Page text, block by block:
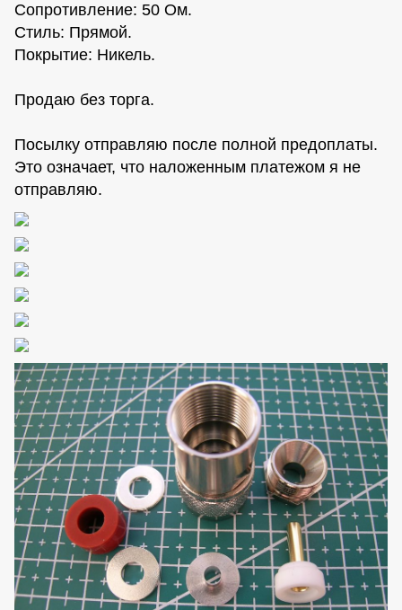
Сопротивление: 50 Ом.
Стиль: Прямой.
Покрытие: Никель.
Продаю без торга.
Посылку отправляю после полной предоплаты.
Это означает, что наложенным платежом я не
отправляю.